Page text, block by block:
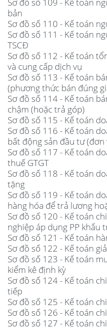
bản
Sơ đồ số 110 - Kế toán
Sơ đồ số 111 - Kế toán
TSCĐ
Sơ đồ số 112 - Kế toán
và cung cấp dịch vụ
Sơ đồ số 113 - Kế toán
(phương thức bán đúng
Sơ đồ số 114 - Kế toán
chậm (hoặc trả góp)
Sơ đồ số 115 - Kế toán
Sơ đồ số 116 - Kế toán
bất động sản đầu tư
Sơ đồ số 117 - Kế toán
thuế GTGT
Sơ đồ số 118 - Kế toán
tặng
Sơ đồ số 119 - Kế toán
hàng hóa để trả lương
Sơ đồ số 120 - Kế toán
nghiệp áp dụng PP khấu
Sơ đồ số 121 - Kế toán
Sơ đồ số 122 - Kế toán
Sơ đồ số 123 - Kế toán
kiểm kê định kỳ
Sơ đồ số 124 - Kế toán
tiếp
Sơ đồ số 125 - Kế toán
Sơ đồ số 126 - Kế toán
Sơ đồ số 127 - Kế toán